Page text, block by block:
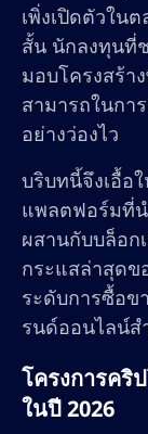
เพิ่งเปิดตัวใน
สั้น นักลงทุนที่
มอบโครงสร้า
สามารถในกา
อย่างว่องไว
บริบทนี้จึงเอื้อ
แพลตฟอร์มที่
ผสานกับบล็อก
กระแสล่าสุด
ระดับการซื้อข
รนด์ออนไลน์
โครงการคริ
ในปี 2026